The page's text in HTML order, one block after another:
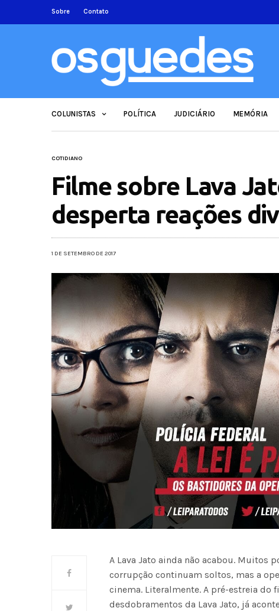
Sobre Contato
COLUNISTAS POLÍTICA JUDICIÁRIO MEMÓRIA
COTIDIANO
Filme sobre Lava
desperta reações
1 DE SETEMBRO DE 2017
A Lava Jato ainda não acabou. Muitos
corrupção continuam soltos, mas a
cinema. Literalmente. A pré-estreia do
desdobramentos da Lava Jato, já